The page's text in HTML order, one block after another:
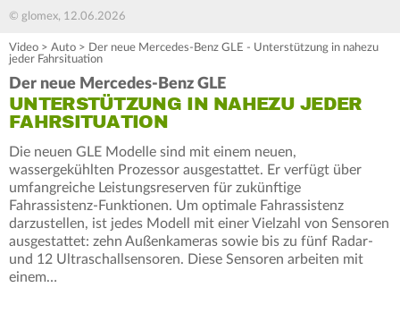
© glomex, 12.06.2026
Video > Auto > Der neue Mercedes-Benz GLE - Unterstützung in nahezu
jeder Fahrsituation
Der neue Mercedes-Benz GLE
UNTERSTÜTZUNG IN NAHEZU JEDER
FAHRSITUATION
Die neuen GLE Modelle sind mit einem neuen,
wassergekühlten Prozessor ausgestattet. Er verfügt über
umfangreiche Leistungsreserven für zukünftige
Fahrassistenz-Funktionen. Um optimale Fahrassistenz
darzustellen, ist jedes Modell mit einer Vielzahl von Sensoren
ausgestattet: zehn Außenkameras sowie bis zu fünf Radar-
und 12 Ultraschallsensoren. Diese Sensoren arbeiten mit
einem…